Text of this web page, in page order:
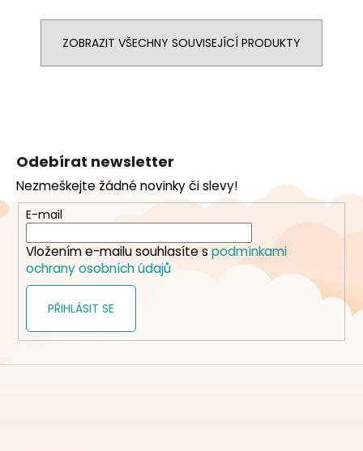
ZOBRAZIT VŠECHNY SOUVISEJÍCÍ PRODUKTY
a
t
Odebírat newsletter
Nezmeškejte žádné novinky či slevy!
E-mail
Vložením e-mailu souhlasíte s podmínkami
ochrany osobních údajů
PŘIHLÁSIT SE